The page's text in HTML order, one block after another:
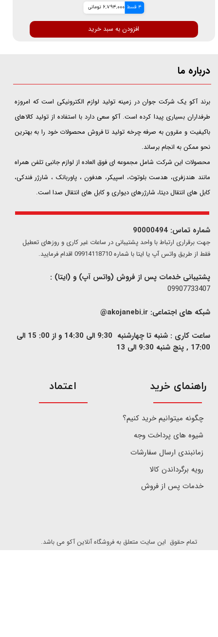
4 قسط 6,794,000 تومانی
افزودن به سبد خرید
درباره ما
​​​​​​​برند آکو یک شرکت جوان در زمینه تولید لوازم الکترونیکی است که امروزه
طرفداران بسیاری پیدا کرده است. آکو سعی دارد با استفاده از تولید کالاهای
باکیفیت و مقرون به صرفه چرخه تولید تا فروش محصولات خود را به بهترین
نحو ممکن به انجام برساند.
محصولات این شرکت شامل مجموعه ای فوق العاده از لوازم جانبی تلفن همراه
مانند هندزفری، هدست بلوتوث، اسپیکر، هدفون ، پاوربانک ، شارژر فندکی،
کابل های انتقال دیتا، شارژرهای دیواری و کابل های انتقال صدا است.
شماره تماس: 90000494
​​جهت برقراری ارتباط با واحد پشتیبانی در ساعات غیر کاری و روزهای تعطیل
فقط از طریق واتس آپ یا ایتا با شماره 09914118710 اقدام فرمایید.
پشتیبانی خدمات پس از فروش (واتس آپ) و (ایتا) :
09907733407
شبکه های اجتماعی: akojanebi.ir@
ساعت کاری : شنبه تا چهارشنبه 9:30 الی 14:30 و از 00: 15 الی
17:00 , پنج شنبه 9:30 الی 13
​راهنمای خرید
چگونه میتوانیم خرید کنیم؟
شیوه های پرداخت وجه
زمانبندی ارسال سفارشات
رویه برگرداندن کالا
خدمات پس از فروش
تمام حقوق این سایت متعلق به فروشگاه آنلاین آکو می باشد.
اعتماد